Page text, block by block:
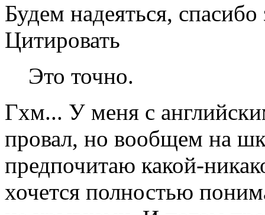
Будем надеяться, спасибо
Цитировать
Это точно.
Гхм... У меня с
провал, но вообщем на
предпочитаю какой-
хочется полностью